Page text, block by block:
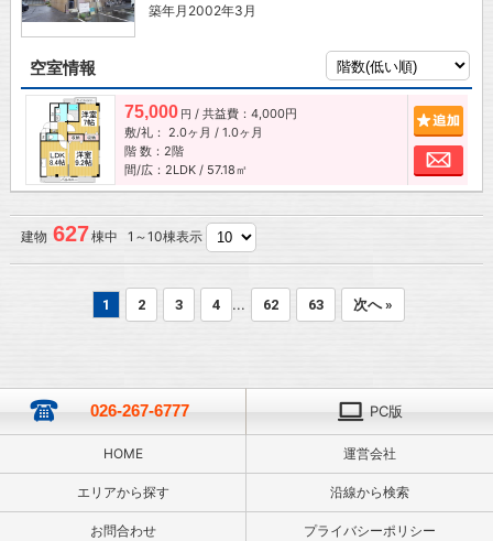
築年月2002年3月
空室情報
75,000 円 / 共益費：4,000円
敷/礼： 2.0ヶ月 / 1.0ヶ月
階 数：2階
間/広：2LDK / 57.18㎡
お
建物 627棟中 1～10棟表示
1 2 3 4 ... 62 63 次へ »
026-267-6777 PC版
HOME 運営会社
エリアから探す 沿線から検索
お問合わせ プライバシーポリシー